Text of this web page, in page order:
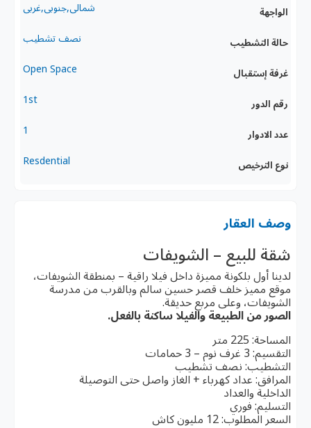
الواجهة شمالى,جنوبى,غربى
حالة التشطيب نصف تشطيب
غرفة إستقبال Open Space
رقم الدور 1st
عدد الادوار 1
نوع الترخيص Resdential
وصف العقار
شقة للبيع – الشويفات
لدينا أول بلكونة مميزة داخل فيلا راقية – بمنطقة الشويفات،
موقع مميز خلف قصر حسين سالم وبالقرب من مدرسة
الشويفات، وعلى مربع حديقة.
الصور من الطبيعة والفيلا ساكنة بالفعل.
المساحة: 225 متر
التقسيم: 3 غرف نوم – 3 حمامات
التشطيب: نصف تشطيب
المرافق: عداد كهرباء + الغاز واصل حتى التوصيلة
الداخلية والعداد
التسليم: فوري
السعر المطلوب: 12 مليون كاش